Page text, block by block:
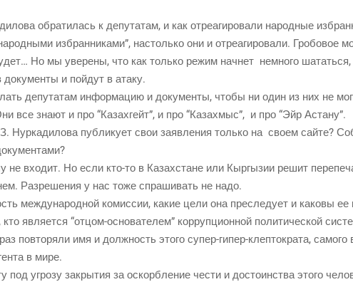
обра­ти­лась к депу­та­там, и как отре­а­ги­ро­ва­ли народ­ные
избран­ни­ка­ми”, настоль­ко они и отре­а­ги­ро­ва­ли. Гро­бо­вое
Но мы уве­ре­ны, что как толь­ко режим нач­нет немно­го шатать­ся,
и пой­дут в атаку.
депу­та­там инфор­ма­цию и доку­мен­ты, что­бы ни один из них не мог
все зна­ют и про “Казахгейт”, и про “Каза­хмыс”, и про “Эйр Астану”.
Нур­ка­ди­ло­ва пуб­ли­ку­ет свои заяв­ле­ния толь­ко на сво­ем сай­те?
не вхо­дит. Но если кто-то в Казах­стане или Кыр­гы­зии решит
Раз­ре­ше­ния у нас тоже спра­ши­вать не надо.
меж­ду­на­род­ной комис­сии, какие цели она пре­сле­ду­ет и како­вы ее
явля­ет­ся “отцом-осно­ва­те­лем” кор­руп­ци­он­ной поли­ти­че­ской
повто­ря­ли имя и долж­ность это­го супер-гипер-клеп­то­кра­та, само­го
в мире.
под угро­зу закры­тия за оскорб­ле­ние чести и досто­ин­ства это­го